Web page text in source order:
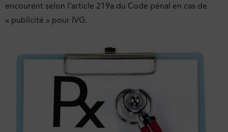
encourent selon l’article 219a du Code pénal en cas de
« publicité » pour IVG.